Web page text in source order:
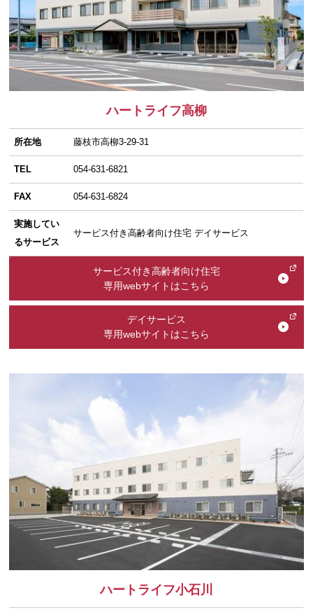
ハートライフ高柳
所在地 藤枝市高柳3-29-31
TEL 054-631-6821
FAX 054-631-6824
実施してい
るサービス
サービス付き高齢者向け住宅 デイサービス
サービス付き高齢者向け住宅
専用webサイトはこちら
デイサービス
専用webサイトはこちら
ハートライフ小石川